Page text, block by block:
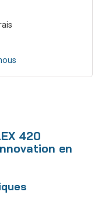
420
en